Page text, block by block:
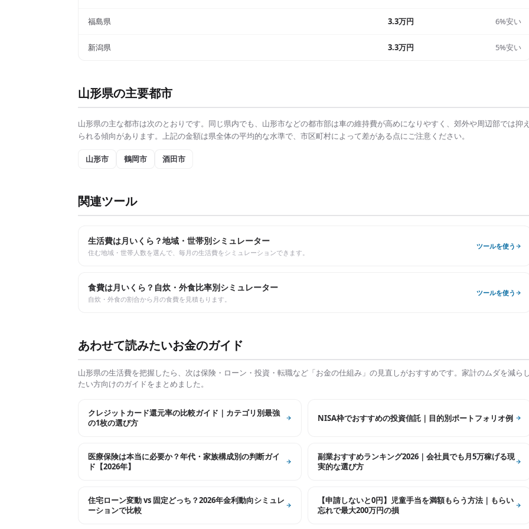
福島県 3.3万円 6%安い
新潟県 3.3万円 5%安い
山形県の主要都市
山形県の主な都市は次のとおりです。同じ県内でも、 山形市などの都市部は車の維持費が高めになりやすく、郊外や周辺部では抑
られる傾向があります。上記の金額は県全体の平均的な水準で、市区町村によって差がある点にご注意ください。
山形市 鶴岡市 酒田市
関連ツール
生活費は月いくら？地域・世帯別シミュレーター
住む地域・世帯人数を選んで、毎月の生活費をシミュレーションできます。
ツールを使う
食費は月いくら？自炊・外食比率別シミュレーター
自炊・外食の割合から月の食費を見積もります。
ツールを使う
あわせて読みたいお金のガイド
山形県の生活費を把握したら、次は保険・ローン・投資・転職など「お金の仕組み」の見直しがおすすめです。家計のムダを減ら
たい方向けのガイドをまとめました。
クレジットカード還元率の比較ガイド｜カテゴリ別最強
の1枚の選び方
NISA枠でおすすめの投資信託｜目的別ポートフォリオ例
医療保険は本当に必要か？年代・家族構成別の判断ガイ
ド【2026年】
副業おすすめランキング2026｜会社員でも月5万稼げる現
実的な選び方
住宅ローン変動 vs 固定どっち？2026年金利動向シミュレ
ーションで比較
【申請しないと0円】児童手当を満額もらう方法｜もらい
忘れで最大200万円の損